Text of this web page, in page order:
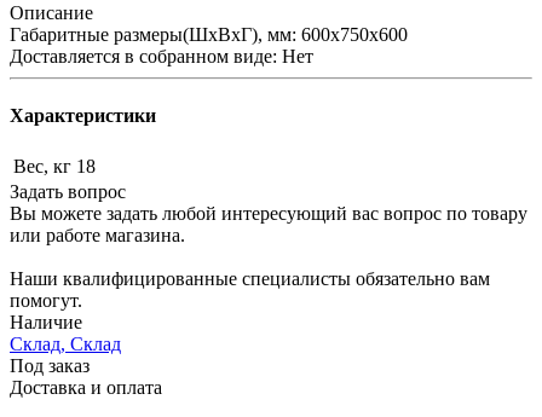
Описание
Габаритные размеры(ШхВхГ), мм: 600х750х600
Доставляется в собранном виде: Нет
Характеристики
Вес, кг 18
Задать вопрос
Вы можете задать любой интересующий вас вопрос по товару
или работе магазина.
Наши квалифицированные специалисты обязательно вам
помогут.
Наличие
Склад, Склад
Под заказ
Доставка и оплата